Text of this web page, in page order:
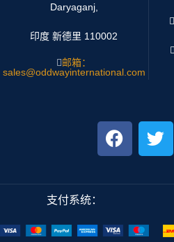
Daryaganj,
印度 新德里 110002
邮箱：
sales@oddwayinternational.com
支付系统：